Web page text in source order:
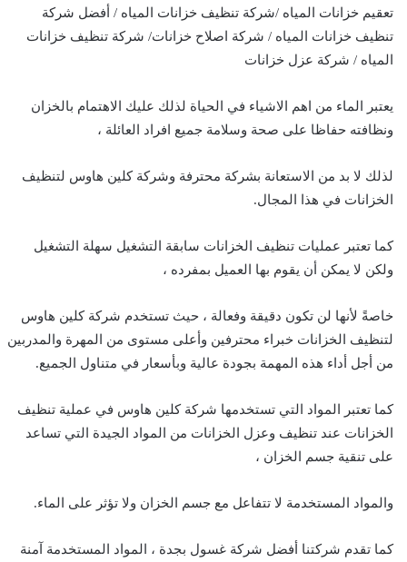
تعقيم خزانات المياه /شركة تنظيف خزانات المياه / أفضل شركة
تنظيف خزانات المياه / شركة اصلاح خزانات/ شركة تنظيف خزانات
المياه / شركة عزل خزانات
يعتبر الماء من اهم الاشياء في الحياة لذلك عليك الاهتمام بالخزان
ونظافته حفاظا على صحة وسلامة جميع افراد العائلة ،
لذلك لا بد من الاستعانة بشركة محترفة وشركة كلين هاوس لتنظيف
الخزانات في هذا المجال.
كما تعتبر عمليات تنظيف الخزانات سابقة التشغيل سهلة التشغيل
ولكن لا يمكن أن يقوم بها العميل بمفرده ،
خاصةً لأنها لن تكون دقيقة وفعالة ، حيث تستخدم شركة كلين هاوس
لتنظيف الخزانات خبراء محترفين وأعلى مستوى من المهرة والمدربين
من أجل أداء هذه المهمة بجودة عالية وبأسعار في متناول الجميع.
كما تعتبر المواد التي تستخدمها شركة كلين هاوس في عملية تنظيف
الخزانات عند تنظيف وعزل الخزانات من المواد الجيدة التي تساعد
على تنقية جسم الخزان ،
والمواد المستخدمة لا تتفاعل مع جسم الخزان ولا تؤثر على الماء.
كما تقدم شركتنا أفضل شركة غسول بجدة ، المواد المستخدمة آمنة